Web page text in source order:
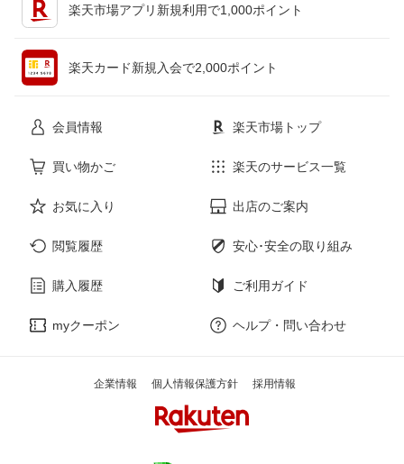
本・雑誌・コミック
楽天市場アプリ新規利用で1,000ポイント
楽天カード新規入会で2,000ポイント
会員情報 楽天市場トップ
買い物かご 楽天のサービス一覧
お気に入り 出店のご案内
閲覧履歴 安心･安全の取り組み
購入履歴 ご利用ガイド
myクーポン ヘルプ・問い合わせ
企業情報 個人情報保護方針 採用情報